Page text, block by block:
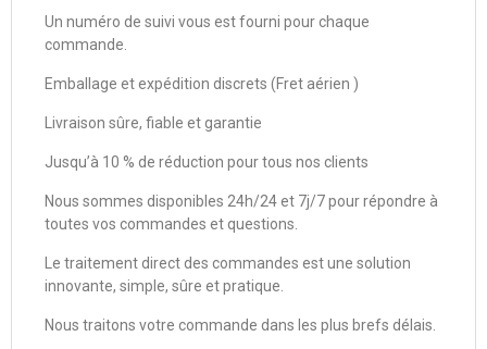
Un numéro de suivi vous est fourni pour chaque
commande.
Emballage et expédition discrets (Fret aérien )
Livraison sûre, fiable et garantie
Jusqu’à 10 % de réduction pour tous nos clients
Nous sommes disponibles 24h/24 et 7j/7 pour répondre à
toutes vos commandes et questions.
Le traitement direct des commandes est une solution
innovante, simple, sûre et pratique.
Nous traitons votre commande dans les plus brefs délais.